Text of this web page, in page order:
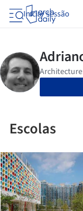
Iniciar sessão
Escolas